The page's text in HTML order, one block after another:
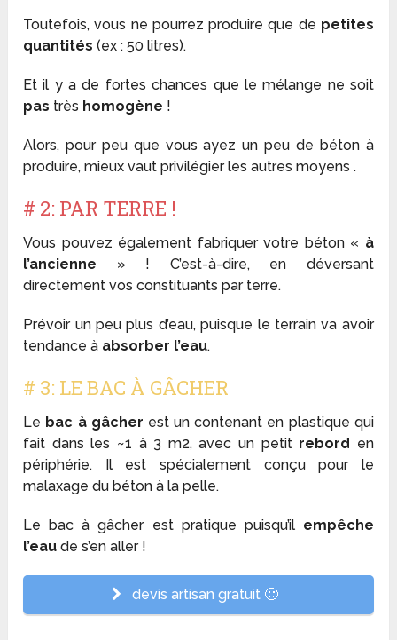
Toutefois, vous ne pourrez produire que de petites
quantités (ex : 50 litres).
Et il y a de fortes chances que le mélange ne soit
pas très homogène !
Alors, pour peu que vous ayez un peu de béton à
produire, mieux vaut privilégier les autres moyens .
# 2: PAR TERRE !
Vous pouvez également fabriquer votre béton « à
l’ancienne » ! C’est-à-dire, en déversant
directement vos constituants par terre.
Prévoir un peu plus d’eau, puisque le terrain va avoir
tendance à absorber l’eau.
# 3: LE BAC À GÂCHER
Le bac à gâcher est un contenant en plastique qui
fait dans les ~1 à 3 m2, avec un petit rebord en
périphérie. Il est spécialement conçu pour le
malaxage du béton à la pelle.
Le bac à gâcher est pratique puisqu’il empêche
l’eau de s’en aller !
devis artisan gratuit 🙂